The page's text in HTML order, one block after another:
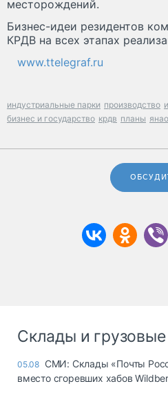
месторождений.
Бизнес-идеи резидентов
КРДВ на всех этапах
www.ttelegraf.ru
индустриальные парки производство
бизнес и государство крдв планы янао
Склады и
05.08 СМИ: Склады «Почты
вместо сгоревших хабов